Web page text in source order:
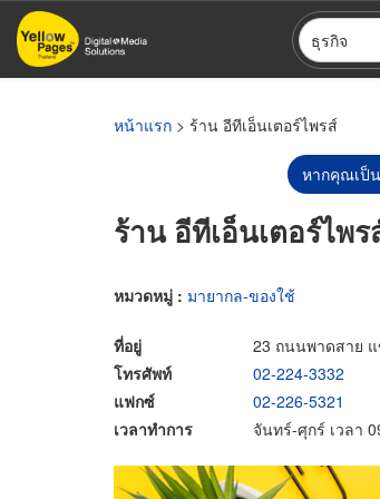
ข้าม
ไป
ธุรกิจ
หน้าแรก > ร้าน อีทีเอ็นเตอร์ไพรส์
หากคุณเป็
ร้าน อีทีเอ็นเตอร์ไพร
หมวดหมู่ : มายากล-ของใช้
ที่อยู่
23 ถนนพาดสาย
โทรศัพท์
02-224-3332
แฟกซ์
02-226-5321
เวลาทำการ
จันทร์-ศุกร์ เวลา